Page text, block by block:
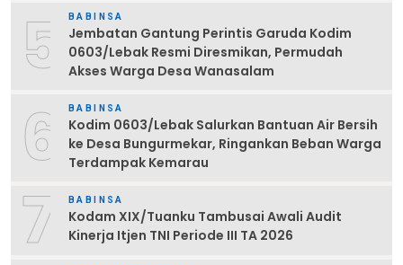
5 BABINSA
Jembatan Gantung Perintis Garuda Kodim
0603/Lebak Resmi Diresmikan, Permudah
Akses Warga Desa Wanasalam
6 BABINSA
Kodim 0603/Lebak Salurkan Bantuan Air Bersih
ke Desa Bungurmekar, Ringankan Beban Warga
Terdampak Kemarau
7 BABINSA
Kodam XIX/Tuanku Tambusai Awali Audit
Kinerja Itjen TNI Periode III TA 2026